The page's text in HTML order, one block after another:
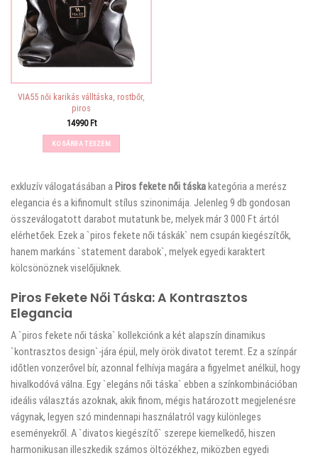
VIA55 női karikás válltáska, rostbőr,
piros
14990 Ft
KOSÁRBA TESZEM
exkluzív válogatásában a Piros fekete női táskakategória a merész
elegancia és a kifinomult stílus szinonimája. Jelenleg 9 db gondosan
összeválogatott darabot mutatunk be, melyek már 3 000 Ft ártól
elérhetőek. Ezek a `piros fekete női táskák` nem csupán kiegészítők,
hanem markáns `statement darabok`, melyek egyedi karaktert
kölcsönöznek viselőjüknek.
Piros Fekete Női Táska: A Kontrasztos
Elegancia
A `piros fekete női táska` kollekciónk a két alapszín dinamikus
`kontrasztos design`-jára épül, mely örök divatot teremt. Ez a színpár
időtlen vonzerővel bír, azonnal felhívja magára a figyelmet anélkül, hogy
hivalkodóvá válna. Egy `elegáns női táska` ebben a színkombinációban
ideális választás azoknak, akik finom, mégis határozott megjelenésre
vágynak, legyen szó mindennapi használatról vagy különleges
eseményekről. A `divatos kiegészítő` szerepe kiemelkedő, hiszen
harmonikusan illeszkedik számos öltözékhez, miközben egyedi